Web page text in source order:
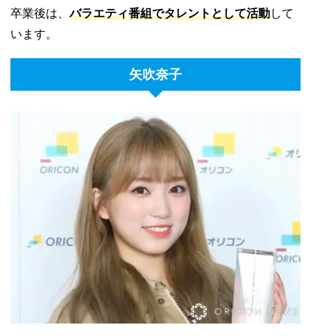
卒業後は、バラエティ番組でタレントとして活動して
います。
矢吹奈子